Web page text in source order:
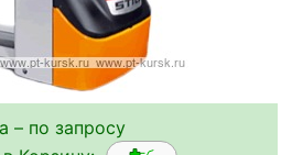
– по запросу